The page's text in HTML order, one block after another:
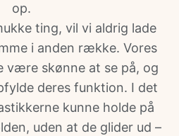
op.
ting, vil vi aldrig lade
i anden række. Vores
være skønne at se på, og
deres funktion. I det
kunne holde på
uden at de glider ud –